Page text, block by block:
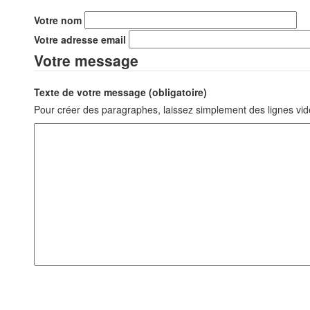
Votre nom
Votre adresse email
Votre message
Texte de votre message (obligatoire)
Pour créer des paragraphes, laissez simplement des lignes